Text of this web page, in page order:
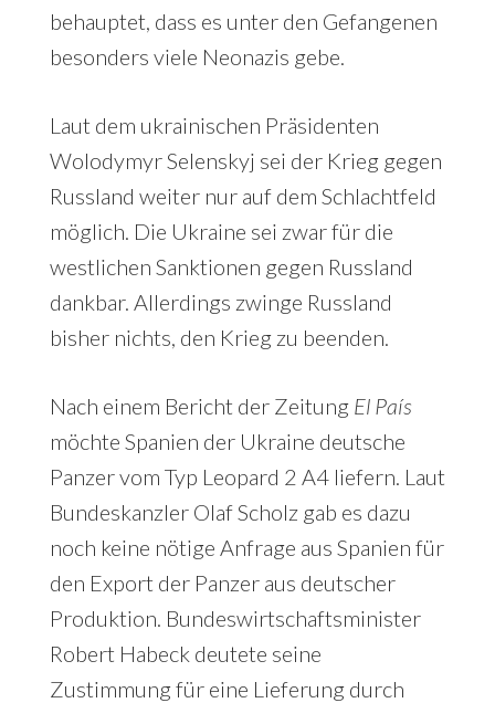
behauptet, dass es unter den Gefangenen
besonders viele Neonazis gebe.
Laut dem ukrainischen Präsidenten
Wolodymyr Selenskyj sei der Krieg gegen
Russland weiter nur auf dem Schlachtfeld
möglich. Die Ukraine sei zwar für die
westlichen Sanktionen gegen Russland
dankbar. Allerdings zwinge Russland
bisher nichts, den Krieg zu beenden.
Nach einem Bericht der Zeitung El País
möchte Spanien der Ukraine deutsche
Panzer vom Typ Leopard 2 A4 liefern. Laut
Bundeskanzler Olaf Scholz gab es dazu
noch keine nötige Anfrage aus Spanien für
den Export der Panzer aus deutscher
Produktion. Bundeswirtschaftsminister
Robert Habeck deutete seine
Zustimmung für eine Lieferung durch